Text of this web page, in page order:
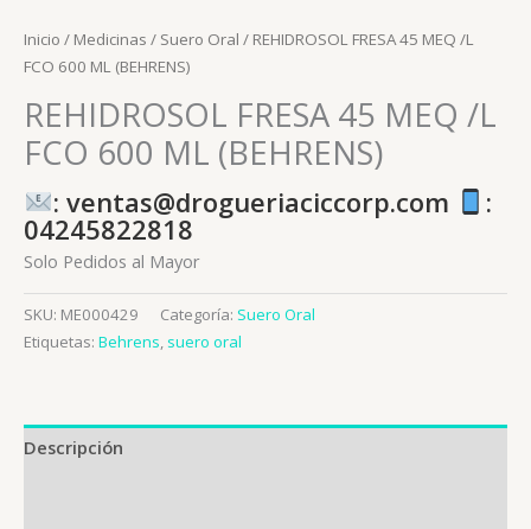
Inicio / Medicinas / Suero Oral / REHIDROSOL FRESA 45 MEQ /L
FCO 600 ML (BEHRENS)
REHIDROSOL FRESA 45 MEQ /L
FCO 600 ML (BEHRENS)
: ventas@drogueriaciccorp.com :
04245822818
Solo Pedidos al Mayor
SKU: ME000429 Categoría: Suero Oral
Etiquetas: Behrens, suero oral
Descripción